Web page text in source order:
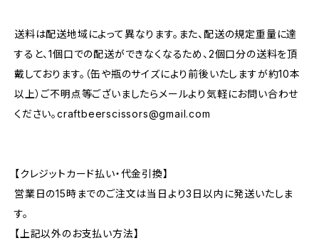
送料は配送地域によって異なります。また、配送の規定重量に達
すると、1個口での配送ができなくなるため、2個口分の送料を頂
戴しております。（缶や瓶のサイズにより前後いたしますが約10本
以上）ご不明点等ございましたらメールより気軽にお問い合わせ
ください。craftbeerscissors@gmail.com
【クレジットカード払い・代金引換】
営業日の15時までのご注文は当日より3日以内に発送いたしま
す。
【上記以外のお支払い方法】